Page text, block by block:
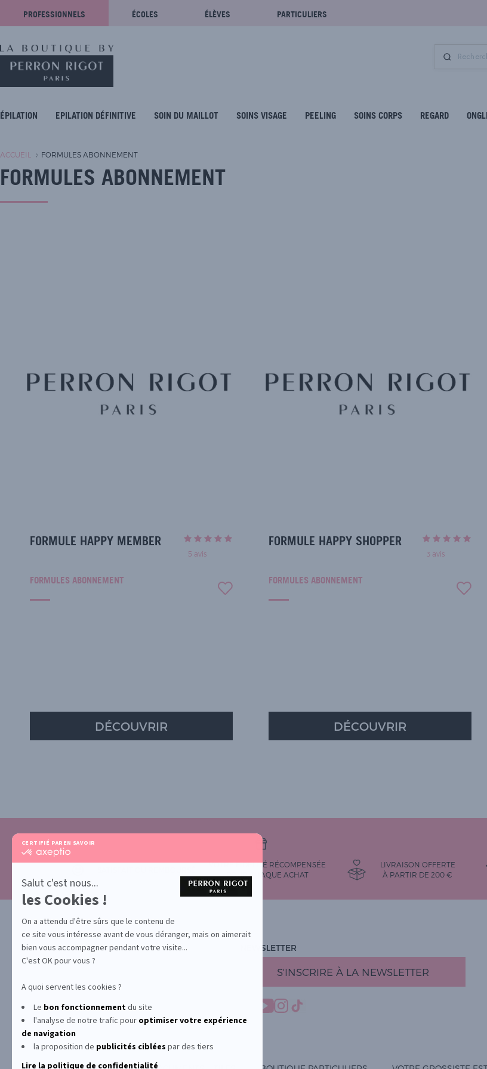
CERTIFIÉ PAR EN SAVOIR PLUS SUR
certifié
-
En
savoir
plus
sur
Axeptio
Salut c'est nous...
les Cookies !
On a attendu d'être sûrs que le contenu de
ce site vous intéresse avant de vous déranger, mais on aimerait
bien vous accompagner pendant votre visite...
C'est OK pour vous ?
A quoi servent les cookies ?
Le bon fonctionnementdu site
l'analyse de notre trafic pour optimiservotre expérience
de navigation
la proposition de publicités ciblées par des tiers
Lire la politique de confidentialité
PROFESSIONNELS ÉCOLES ÉLÈVES PARTICULIERS
ÉPILATION EPILATION DÉFINITIVE SOIN DU MAILLOT SOINS VISAGE PEELING SOINS CORPS REGARD
ACCUEIL FORMULES ABONNEMENT
FORMULES ABONNEMENT
FORMULE HAPPY MEMBER
5 avis
FORMULES ABONNEMENT
DÉCOUVRIR
FORMULE HAPPY SHOPPER
3 avis
FORMULES ABONNEMENT
DÉCOUVRIR
VOTRE FIDÉLITÉ RÉCOMPENSÉE
POUR CHAQUE ACHAT
LIVRAISON OFFERTE
À PARTIR DE 200 €
NEWSLETTER
S'INSCRIRE À LA NEWSLETTER